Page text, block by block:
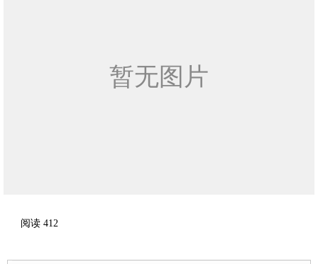
阅读 412